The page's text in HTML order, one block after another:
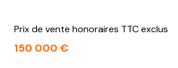
Prix de vente honoraires TTC exclus
150 000 €